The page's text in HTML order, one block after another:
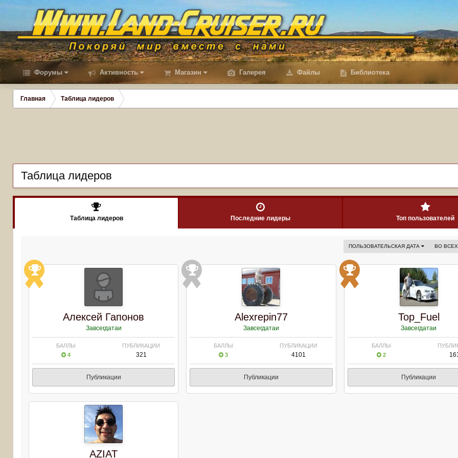
Форумы Активность Магазин Галерея Файлы Библиотека
Главная Таблица лидеров
Таблица лидеров
Таблица лидеров Последние лидеры Топ пользователей
ВО
ПОЛЬЗОВАТЕЛЬСКАЯ ДАТА
Алексей Гапонов
Завсегдатаи
БАЛЛЫ
4
ПУБЛИКАЦИИ
321
Публикации
Alexrepin77
Завсегдатаи
БАЛЛЫ
3
ПУБЛИКАЦИИ
4101
Публикации
Top_Fuel
Завсегдатаи
БАЛЛЫ
2
Публикации
AZIAT